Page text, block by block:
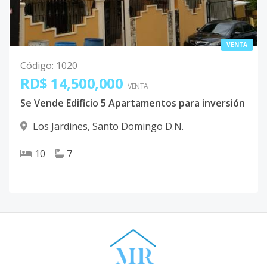
VENTA
Código: 1020
RD$ 14,500,000 VENTA
Se Vende Edificio 5 Apartamentos para inversión
Los Jardines, Santo Domingo D.N.
10 7